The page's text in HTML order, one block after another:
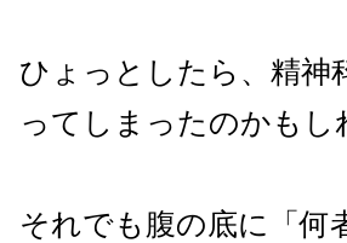
ひょっとしたら、精神
ってしまったのかもし
それでも腹の底に「何